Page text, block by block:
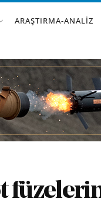
ARAŞTIRMA-ANALIZ